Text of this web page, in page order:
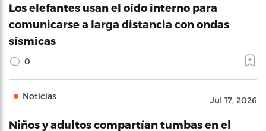
Los elefantes usan el oído interno para
comunicarse a larga distancia con ondas
sísmicas
0
Noticias Jul 17, 2026
Niños y adultos compartían tumbas en el